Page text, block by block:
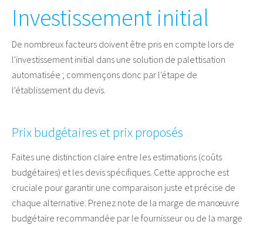
Investissement initial
De nombreux facteurs doivent être pris en compte lors de
l'investissement initial dans une solution de palettisation
automatisée ; commençons donc par l'étape de
l'établissement du devis.
Prix budgétaires et prix proposés
Faites une distinction claire entre les estimations (coûts
budgétaires) et les devis spécifiques. Cette approche est
cruciale pour garantir une comparaison juste et précise de
chaque alternative. Prenez note de la marge de manœuvre
budgétaire recommandée par le fournisseur ou de la marge